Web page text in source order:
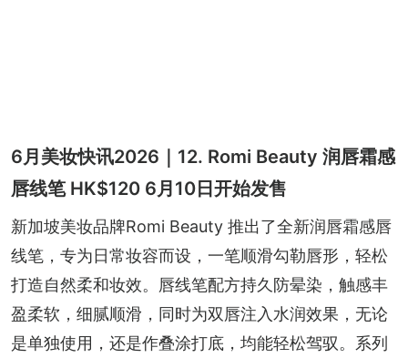
6月美妆快讯2026｜12. Romi Beauty 润唇霜感
唇线笔 HK$120 6月10日开始发售
新加坡美妆品牌Romi Beauty 推出了全新润唇霜感唇
线笔，专为日常妆容而设，一笔顺滑勾勒唇形，轻松
打造自然柔和妆效。唇线笔配方持久防晕染，触感丰
盈柔软，细腻顺滑，同时为双唇注入水润效果，无论
是单独使用，还是作叠涂打底，均能轻松驾驭。系列